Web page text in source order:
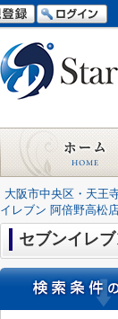
大阪市中央区・天王
イレブン 阿倍野高松
セブンイレ